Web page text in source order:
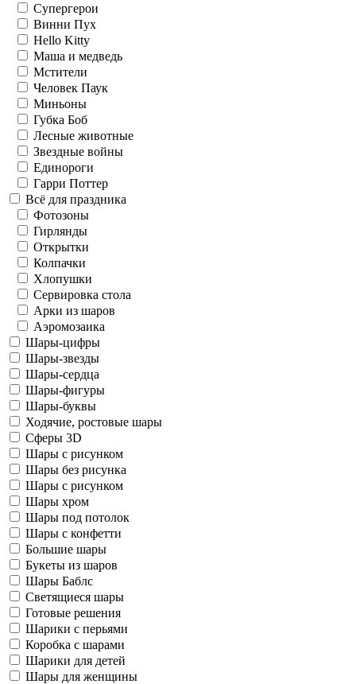
Супергерои
Винни Пух
Hello Kitty
Маша и медведь
Мстители
Человек Паук
Миньоны
Губка Боб
Лесные животные
Звездные войны
Единороги
Гарри Поттер
Всё для праздника
Фотозоны
Гирлянды
Открытки
Колпачки
Хлопушки
Сервировка стола
Арки из шаров
Аэромозаика
Шары-цифры
Шары-звезды
Шары-сердца
Шары-фигуры
Шары-буквы
Ходячие, ростовые шары
Сферы 3D
Шары с рисунком
Шары без рисунка
Шары с рисунком
Шары хром
Шары под потолок
Шары с конфетти
Большие шары
Букеты из шаров
Шары Баблс
Светящиеся шары
Готовые решения
Шарики с перьями
Коробка с шарами
Шарики для детей
Шары для женщины